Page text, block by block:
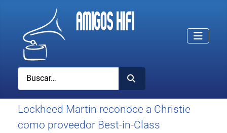
Buscar
Lockheed Martin reconoce a Christie
como proveedor Best-in-Class